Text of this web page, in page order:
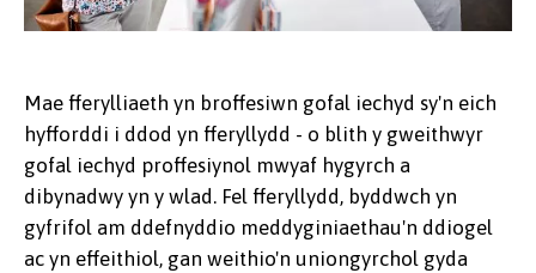
Mae fferylliaeth yn broffesiwn gofal iechyd sy'n eich
hyfforddi i ddod yn fferyllydd - o blith y gweithwyr
gofal iechyd proffesiynol mwyaf hygyrch a
dibynadwy yn y wlad. Fel fferyllydd, byddwch yn
gyfrifol am ddefnyddio meddyginiaethau'n ddiogel
ac yn effeithiol, gan weithio'n uniongyrchol gyda